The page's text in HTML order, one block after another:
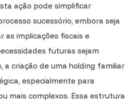
ação pode simplificar
sucessório, embora seja
as implicações fiscais e
futuras sejam
a criação de uma holding familiar
especialmente para
mais complexos. Essa estrutura